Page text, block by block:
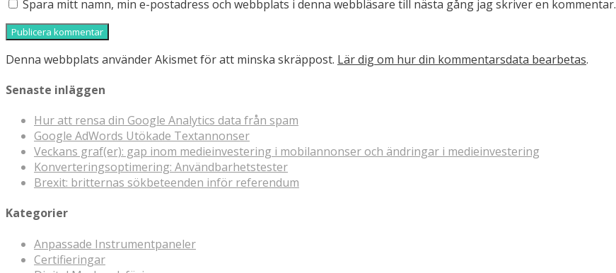
Spara mitt namn, min e-postadress och webbplats i denna webbläsare till nästa gång jag skriver en kommentar.
Denna webbplats använder Akismet för att minska skräppost. Lär dig om hur din kommentarsdata bearbetas.
Senaste inläggen
Hur att rensa din Google Analytics data från spam
Google AdWords Utökade Textannonser
Veckans graf(er): gap inom medieinvestering i mobilannonser och ändringar i medieinvestering
Konverteringsoptimering: Användbarhetstester
Brexit: britternas sökbeteenden inför referendum
Kategorier
Anpassade Instrumentpaneler
Certifieringar